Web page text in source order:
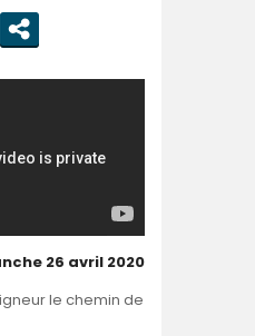
26 avril 2020
le chemin de